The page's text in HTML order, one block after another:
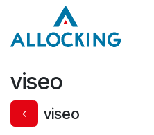
Overslaan naar inhoud
viseo
viseo